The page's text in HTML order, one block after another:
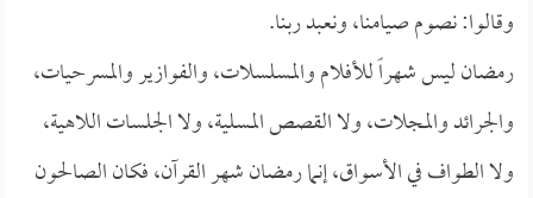
وقالوا: نصوم صيامنا، ونعبد ربنا.
رمضان ليس شهراً للأفلام والمسلسلات، والفوازير والمسرحيات،
والجرائد والمجلات، ولا القصص المسلية، ولا الجلسات اللاهية،
ولا الطواف في الأسواق، إنما رمضان شهر القرآن، فكان الصالحون